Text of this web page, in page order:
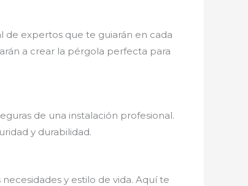
de expertos que te guiarán en cada
a crear la pérgola perfecta para
de una instalación profesional.
y durabilidad.
y estilo de vida. Aquí te